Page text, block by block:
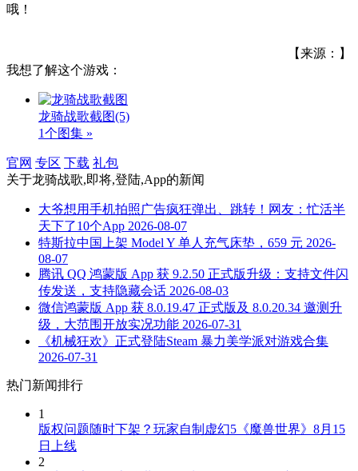
哦！
【来源：】
我想了解这个游戏：
龙骑战歌截图(5)
1个图集 »
官网 专区 下载 礼包
关于龙骑战歌,即将,登陆,App的新闻
大爷想用手机拍照广告疯狂弹出、跳转！网友：忙活半
天下了10个App 2026-08-07
特斯拉中国上架 Model Y 单人充气床垫，659 元 2026-
08-07
腾讯 QQ 鸿蒙版 App 获 9.2.50 正式版升级：支持文件闪
传发送，支持隐藏会话 2026-08-03
微信鸿蒙版 App 获 8.0.19.47 正式版及 8.0.20.34 邀测升
级，大范围开放实况功能 2026-07-31
《机械狂欢》正式登陆Steam 暴力美学派对游戏合集
2026-07-31
热门新闻排行
1
版权问题随时下架？玩家自制虚幻5《魔兽世界》8月15
日上线
2